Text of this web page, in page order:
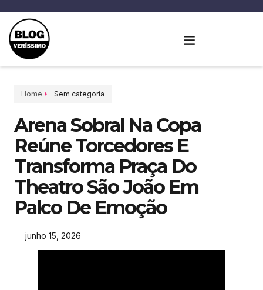
Home Sem categoria
Arena Sobral Na Copa
Reúne Torcedores E
Transforma Praça Do
Theatro São João Em
Palco De Emoção
junho 15, 2026